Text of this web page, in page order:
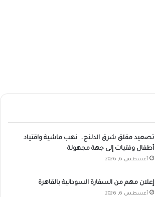
تصعيد مقلق شرق الدلنج.. نهب ماشية واقتياد
أطفال وفتيات إلى جهة مجهولة
أغسطس 6, 2026
إعلان مهم من السفارة السودانية بالقاهرة
أغسطس 6, 2026